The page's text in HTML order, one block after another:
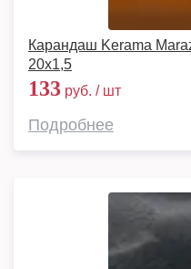
Карандаш Kerama
20х1,5
133 руб. / шт
Подробнее